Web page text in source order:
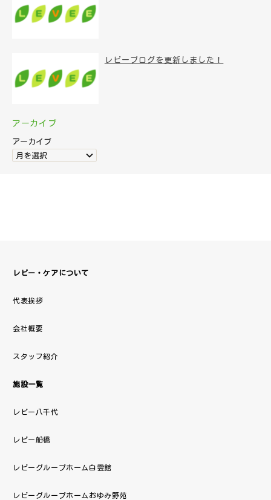
レビーブログを更新しました！
アーカイブ
アーカイブ
月を選択
レビー・ケアについて
代表挨拶
会社概要
スタッフ紹介
施設一覧
レビー八千代
レビー船橋
レビーグループホーム白雲館
レビーグループホームおゆみ野苑